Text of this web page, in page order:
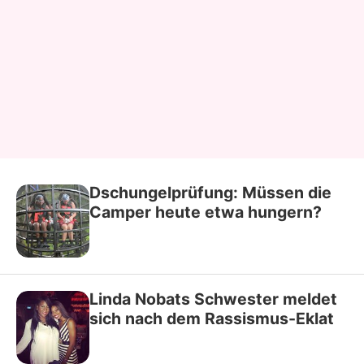
Dschungelprüfung: Müssen die
Camper heute etwa hungern?
Linda Nobats Schwester meldet
sich nach dem Rassismus-Eklat